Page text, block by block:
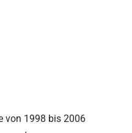
von 1998 bis 2006